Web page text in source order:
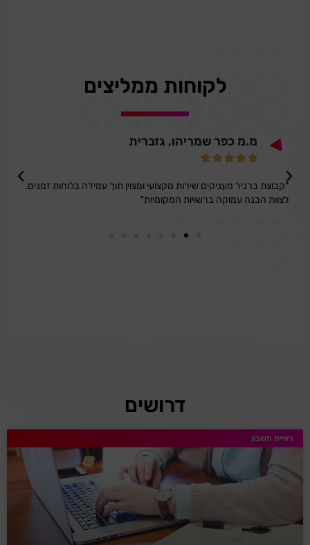
לקוחות ממליצים
מ.מ כפר שמריהו, גזברית





"קבוצת ברניר מעניקים שירות מקצועי ומצוין תוך עמידה בלוחות זמנים.
לצוות הבנה עמוקה ברשויות המקומיות"
דרושים
ראיית חשבון